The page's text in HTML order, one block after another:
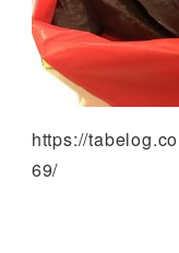
https://
69/